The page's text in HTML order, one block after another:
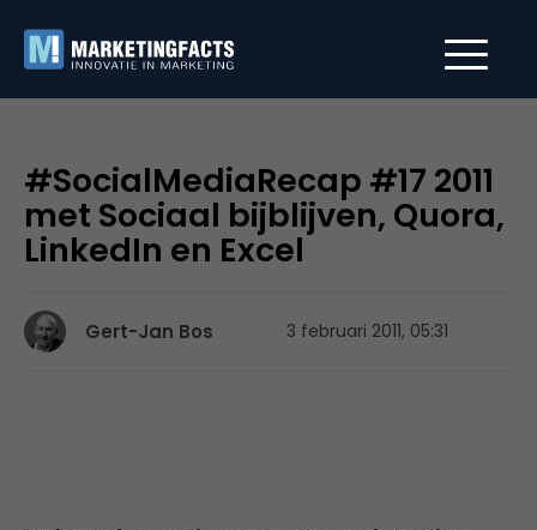
#SocialMediaRecap #17 2011
met Sociaal bijblijven, Quora,
LinkedIn en Excel
Gert-Jan Bos 3 februari 2011, 05:31